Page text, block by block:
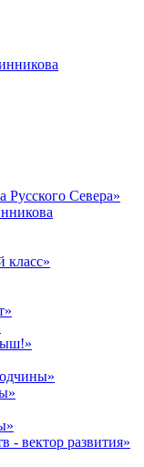
Русского Севера»
класс»
- вектор развития»